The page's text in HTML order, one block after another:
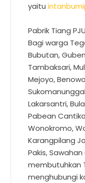
yaitu
Pabrik Tiang
Bagi warga
Bubutan,
Tambaksari,
Mejoyo,
Lakarsantri,
Pabean
Wonokromo,
Karangpilang
Pakis,
membutuhkan
menghubungi